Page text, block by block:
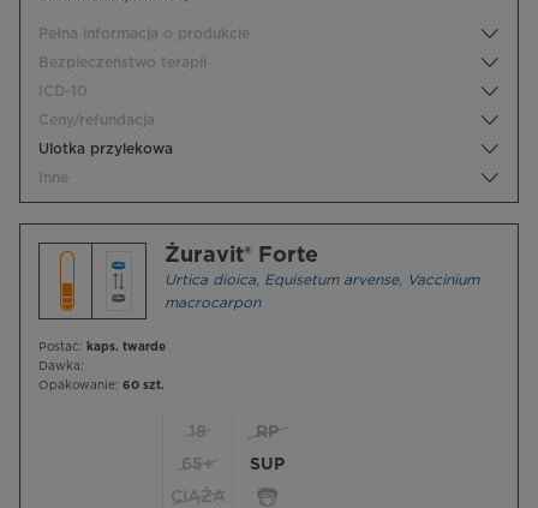
Pełna informacja o produkcie
Bezpieczeństwo terapii
ICD-10
Ceny/refundacja
Ulotka przylekowa
Inne
Żuravit® Forte
Urtica dioica, Equisetum arvense, Vaccinium
macrocarpon
Postać: kaps. twarde
Dawka:
Opakowanie: 60 szt.
18
65+
CIĄŻA
RP
SUP